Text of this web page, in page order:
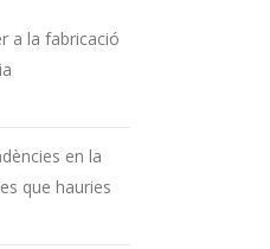
a la fabricació
en la
que hauries